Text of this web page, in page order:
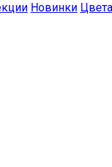
Новинки Цвета